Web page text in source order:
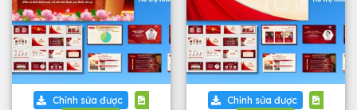
Chỉnh sửa được
Chỉnh sửa được